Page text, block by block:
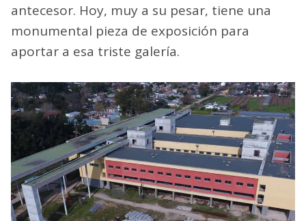
antecesor. Hoy, muy a su pesar, tiene una
monumental pieza de exposición para
aportar a esa triste galería.